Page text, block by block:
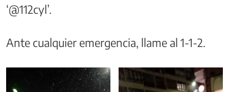
‘@112cyl’.
Ante cualquier emergencia, llame al 1-1-2.